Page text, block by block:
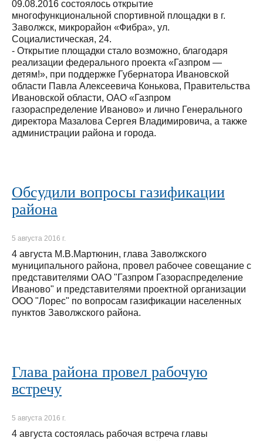
09.08.2016 состоялось открытие
многофункциональной спортивной площадки в г.
Заволжск, микрорайон «Фибра», ул.
Социалистическая, 24.
- Открытие площадки стало возможно, благодаря
реализации федерального проекта «Газпром —
детям!», при поддержке Губернатора Ивановской
области Павла Алексеевича Конькова, Правительства
Ивановской области, ОАО «Газпром
газораспределение Иваново» и лично Генерального
директора Мазалова Сергея Владимировича, а также
администрации района и города.
Обсудили вопросы газификации
района
5 августа 2016 г.
4 августа М.В.Мартюнин, глава Заволжского
муниципального района, провел рабочее совещание с
представителями ОАО "Газпром Газораспределение
Иваново" и представителями проектной организации
ООО "Лорес" по вопросам газификации населенных
пунктов Заволжского района.
Глава района провел рабочую
встречу
5 августа 2016 г.
4 августа состоялась рабочая встреча главы